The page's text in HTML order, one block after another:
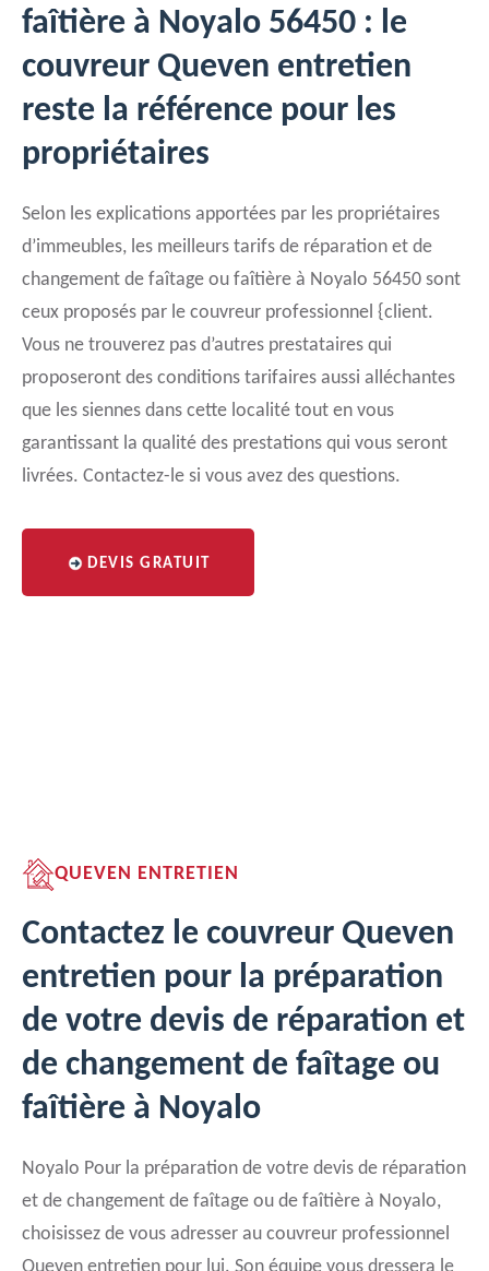
faîtière à Noyalo 56450 : le
couvreur Queven entretien
reste la référence pour les
propriétaires
Selon les explications apportées par les propriétaires
d’immeubles, les meilleurs tarifs de réparation et de
changement de faîtage ou faîtière à Noyalo 56450 sont
ceux proposés par le couvreur professionnel {client.
Vous ne trouverez pas d’autres prestataires qui
proposeront des conditions tarifaires aussi alléchantes
que les siennes dans cette localité tout en vous
garantissant la qualité des prestations qui vous seront
livrées. Contactez-le si vous avez des questions.
DEVIS GRATUIT
QUEVEN ENTRETIEN
Contactez le couvreur Queven
entretien pour la préparation
de votre devis de réparation et
de changement de faîtage ou
faîtière à Noyalo
Noyalo Pour la préparation de votre devis de réparation
et de changement de faîtage ou de faîtière à Noyalo,
choisissez de vous adresser au couvreur professionnel